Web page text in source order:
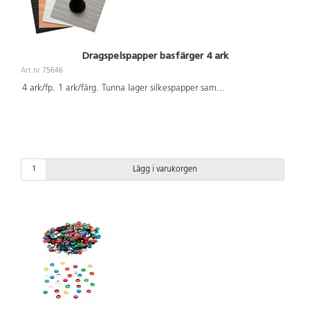
Dragspelspapper basfärger 4 ark
Art.nr 75646
4 ark/fp. 1 ark/färg. Tunna lager silkespapper sam...
Lägg i varukorgen